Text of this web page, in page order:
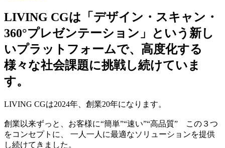
LIVING CGは「デザイン・スキャン・
360°プレゼンテーション」という新し
いプラットフォームで、高度化する
様々な社会課題に挑戦し続けていま
す。
LIVING CGは2024年、創業20年になります。
創業以来ずっと、お客様に“簡単”“速い”“高品質” この３つ
をコンセプトに、 一人一人に最適なソリューションを提供
し続けてきました。